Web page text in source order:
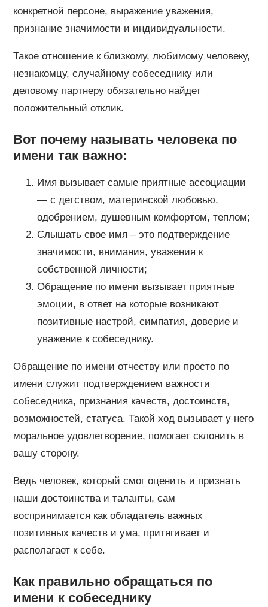
конкретной персоне, выражение уважения,
признание значимости и индивидуальности.
Такое отношение к близкому, любимому человеку,
незнакомцу, случайному собеседнику или
деловому партнеру обязательно найдет
положительный отклик.
Вот почему называть человека по
имени так важно:
Имя вызывает самые приятные ассоциации
— с детством, материнской любовью,
одобрением, душевным комфортом, теплом;
Слышать свое имя – это подтверждение
значимости, внимания, уважения к
собственной личности;
Обращение по имени вызывает приятные
эмоции, в ответ на которые возникают
позитивные настрой, симпатия, доверие и
уважение к собеседнику.
Обращение по имени отчеству или просто по
имени служит подтверждением важности
собеседника, признания качеств, достоинств,
возможностей, статуса. Такой ход вызывает у него
моральное удовлетворение, помогает склонить в
вашу сторону.
Ведь человек, который смог оценить и признать
наши достоинства и таланты, сам
воспринимается как обладатель важных
позитивных качеств и ума, притягивает и
располагает к себе.
Как правильно обращаться по
имени к собеседнику